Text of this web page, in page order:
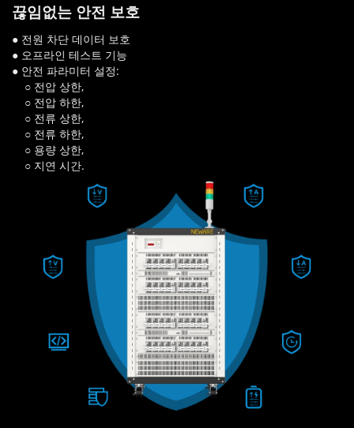
끊임없는 안전 보호
● 전원 차단 데이터 보호
● 오프라인 테스트 기능
● 안전 파라미터 설정:
○ 전압 상한,
○ 전압 하한,
○ 전류 상한,
○ 전류 하한,
○ 용량 상한,
○ 지연 시간.